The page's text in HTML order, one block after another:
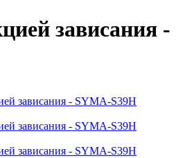
зависания